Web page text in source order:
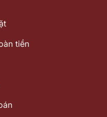
tiền